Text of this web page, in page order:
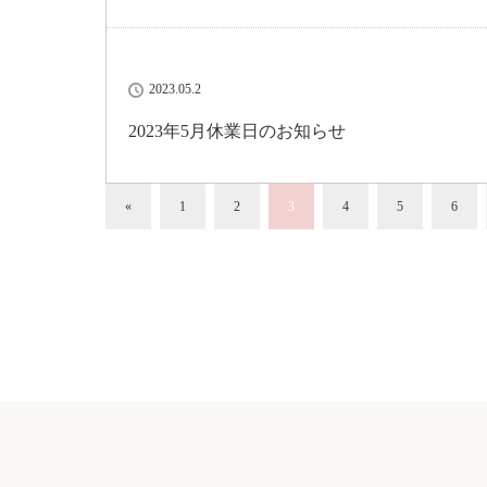
2023.05.2
2023年5月休業日のお知らせ
« 1 2 3 4 5 6